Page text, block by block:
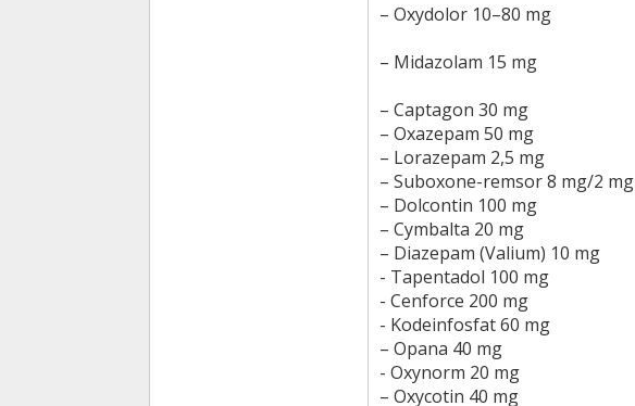
– Oxydolor 10–80 mg
– Midazolam 15 mg
– Captagon 30 mg
– Oxazepam 50 mg
– Lorazepam 2,5 mg
– Suboxone-remsor 8 mg/2 mg
– Dolcontin 100 mg
– Cymbalta 20 mg
– Diazepam (Valium) 10 mg
- Tapentadol 100 mg
- Cenforce 200 mg
- Kodeinfosfat 60 mg
– Opana 40 mg
- Oxynorm 20 mg
– Oxycotin 40 mg